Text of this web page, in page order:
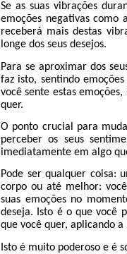
Se as suas vibrações
emoções negativas
receberá mais destas
longe dos seus desejos.
Para se aproximar dos
faz isto, sentindo
você sente estas
quer.
O ponto crucial para
perceber os seus
imediatamente em algo
Pode ser qualquer coisa:
corpo ou até melhor:
suas emoções no
deseja. Isto é o que você
que você quer, aplicando a
Isto é muito poderoso e é